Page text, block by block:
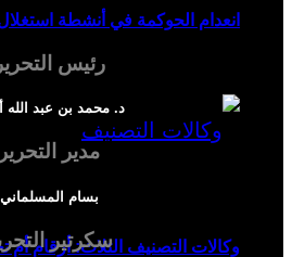
انعدام الحوكمة في أنشطة
وكالات التصنيف الثلاث: أرقام أم
رئيس التحرير
د. محمد بن عبد الله
مدير التحرير
بسام المسلماني
سكرتير